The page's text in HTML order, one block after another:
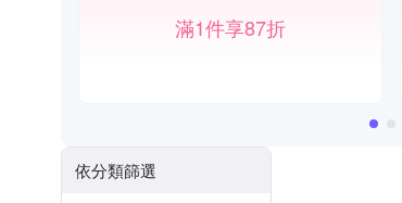
滿1件享87折
依分類篩選